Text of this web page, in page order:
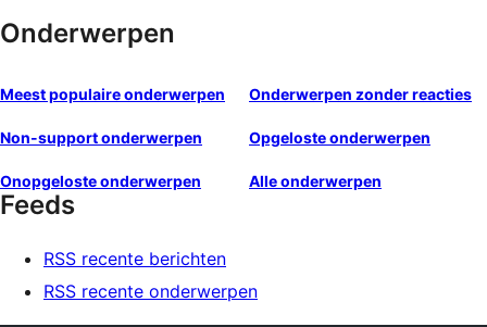
Onderwerpen
Meest populaire onderwerpen Onderwerpen zonder reacties
Non-support onderwerpen Opgeloste onderwerpen
Onopgeloste onderwerpen Alle onderwerpen
Feeds
RSS recente berichten
RSS recente onderwerpen